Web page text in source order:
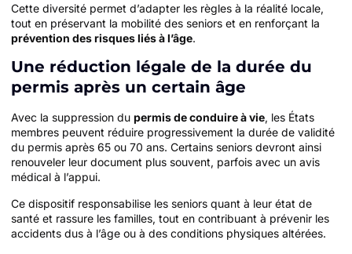
Cette diversité permet d’adapter les règles à la réalité locale,
tout en préservant la mobilité des seniors et en renforçant la
prévention des risques liés à l’âge.
Une réduction légale de la durée du
permis après un certain âge
Avec la suppression du permis de conduire à vie, les États
membres peuvent réduire progressivement la durée de validité
du permis après 65 ou 70 ans. Certains seniors devront ainsi
renouveler leur document plus souvent, parfois avec un avis
médical à l’appui.
Ce dispositif responsabilise les seniors quant à leur état de
santé et rassure les familles, tout en contribuant à prévenir les
accidents dus à l’âge ou à des conditions physiques altérées.